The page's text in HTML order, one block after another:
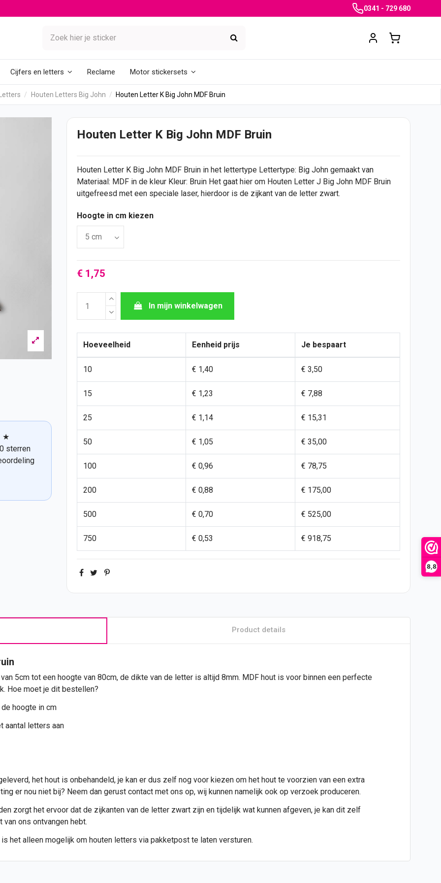
8,8
0341 - 729 680
Cijfers en letters Reclame Motor stickersets
Houten Letters Big John Houten Letter K Big John MDF Bruin
★
sterren
Houten Letter K Big John MDF Bruin
Houten LetterK Big John MDF Bruin in het lettertype Lettertype: Big John gemaakt van
Materiaal: MDF in de kleur Kleur: Bruin Het gaat hier om Houten Letter J Big John MDF Bruin
uitgefreesd met een speciale laser, hierdoor is de zijkant van de letter zwart.
Hoogte in cm kiezen
€ 1,75
In mijn winkelwagen
Hoeveelheid Eenheid prijs Je bespaart
10 € 1,40 € 3,50
15 € 1,23 € 7,88
25 € 1,14 € 15,31
50 € 1,05 € 35,00
100 € 0,96 € 78,75
200 € 0,88 € 175,00
500 € 0,70 € 525,00
750 € 0,53 € 918,75
Product details
5cm tot een hoogte van 80cm, de dikte van de letter is altijd 8mm. MDF hout is voor binnen een perfecte
Hoe moet je dit bestellen?
hoogte in cm
aantal letters aan
het hout is onbehandeld, je kan er dus zelf nog voor kiezen om het hout te voorzien van een extra
er nou niet bij? Neem dan gerust contact met ons op, wij kunnen namelijk ook op verzoek produceren.
zorgt het ervoor dat de zijkanten van de letter zwart zijn en tijdelijk wat kunnen afgeven, je kan dit zelf
ons ontvangen hebt.
het alleen mogelijk om houten letters via pakketpost te laten versturen.